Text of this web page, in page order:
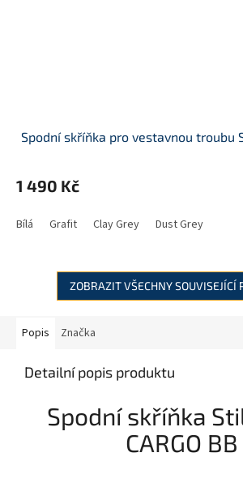
Spodní skříňka pro vestavnou troubu
1 490 Kč
Bílá Grafit Clay Grey Dust Grey
ZOBRAZIT VŠECHNY SOUVISEJÍCÍ
Popis Značka
Detailní popis produktu
Spodní skříňka
CARGO BB